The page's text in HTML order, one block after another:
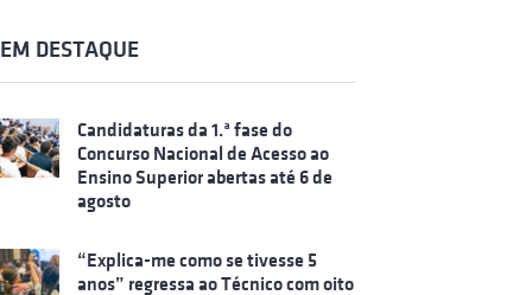
EM DESTAQUE
Candidaturas da 1.ª fase do
Concurso Nacional de Acesso ao
Ensino Superior abertas até 6 de
agosto
“Explica-me como se tivesse 5
anos” regressa ao Técnico com oito